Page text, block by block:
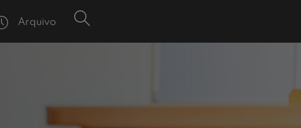
Arquivo